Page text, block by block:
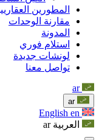
المطورين
مقارنة الوحدات
المدونة
استلام فوري
لونشات جديدة
تواصل معنا
ar
ar
English en
العربية ar